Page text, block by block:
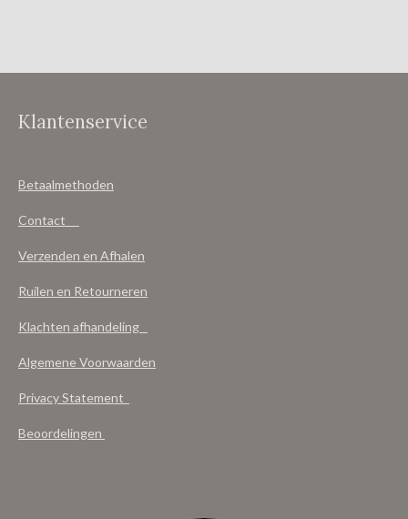
Klantenservice
Betaalmethoden
Contact
Verzenden en Afhalen
Ruilen en Retourneren
Klachten afhandeling
Algemene Voorwaarden
Privacy Statement
Beoordelingen